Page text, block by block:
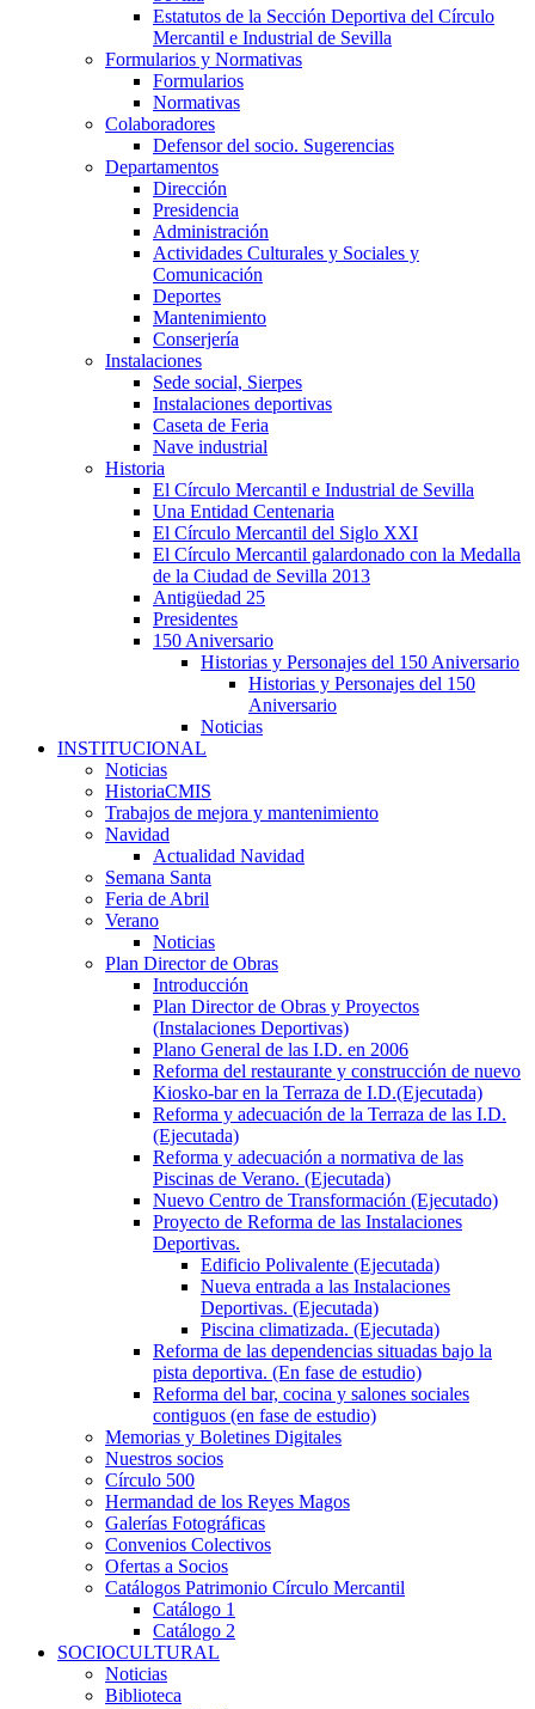
Estatutos de la Sección Deportiva del Círculo
Mercantil e Industrial de Sevilla
Formularios y Normativas
Formularios
Normativas
Colaboradores
Defensor del socio. Sugerencias
Departamentos
Dirección
Presidencia
Administración
Actividades Culturales y Sociales y
Comunicación
Deportes
Mantenimiento
Conserjería
Instalaciones
Sede social, Sierpes
Instalaciones deportivas
Caseta de Feria
Nave industrial
Historia
El Círculo Mercantil e Industrial de Sevilla
Una Entidad Centenaria
El Círculo Mercantil del Siglo XXI
El Círculo Mercantil galardonado con la Medalla
de la Ciudad de Sevilla 2013
Antigüedad 25
Presidentes
150 Aniversario
Historias y Personajes del 150 Aniversario
Historias y Personajes del 150
Aniversario
Noticias
INSTITUCIONAL
Noticias
HistoriaCMIS
Trabajos de mejora y mantenimiento
Navidad
Actualidad Navidad
Semana Santa
Feria de Abril
Verano
Noticias
Plan Director de Obras
Introducción
Plan Director de Obras y Proyectos
(Instalaciones Deportivas)
Plano General de las I.D. en 2006
Reforma del restaurante y construcción de nuevo
Kiosko-bar en la Terraza de I.D.(Ejecutada)
Reforma y adecuación de la Terraza de las I.D.
(Ejecutada)
Reforma y adecuación a normativa de las
Piscinas de Verano. (Ejecutada)
Nuevo Centro de Transformación (Ejecutado)
Proyecto de Reforma de las Instalaciones
Deportivas.
Edificio Polivalente (Ejecutada)
Nueva entrada a las Instalaciones
Deportivas. (Ejecutada)
Piscina climatizada. (Ejecutada)
Reforma de las dependencias situadas bajo la
pista deportiva. (En fase de estudio)
Reforma del bar, cocina y salones sociales
contiguos (en fase de estudio)
Memorias y Boletines Digitales
Nuestros socios
Círculo 500
Hermandad de los Reyes Magos
Galerías Fotográficas
Convenios Colectivos
Ofertas a Socios
Catálogos Patrimonio Círculo Mercantil
Catálogo 1
Catálogo 2
SOCIOCULTURAL
Noticias
Biblioteca